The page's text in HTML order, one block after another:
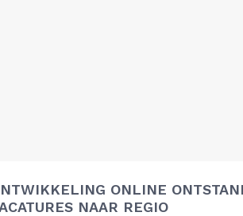
ONLINE
NAAR REGIO